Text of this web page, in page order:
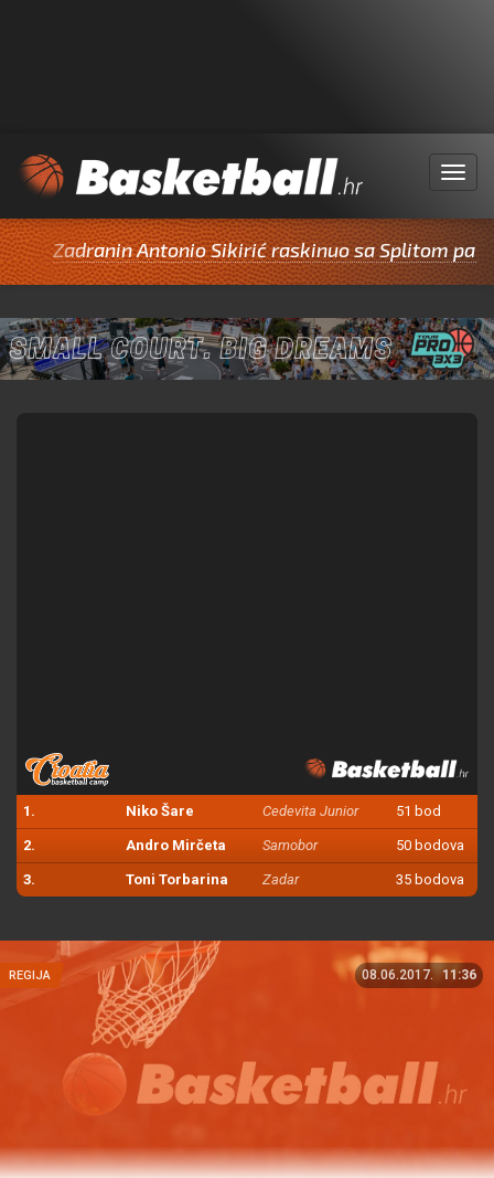
Menu
Zadranin Antonio Sikirić raskinuo sa Splitom pa
1. Niko Šare Cedevita Junior 51 bod
2. Andro Mirčeta Samobor 50 bodova
3. Toni Torbarina Zadar 35 bodova
REGIJA 08.06.2017. 11:36